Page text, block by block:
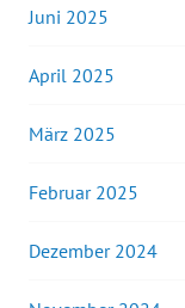
Juni 2025
April 2025
März 2025
Februar 2025
Dezember 2024